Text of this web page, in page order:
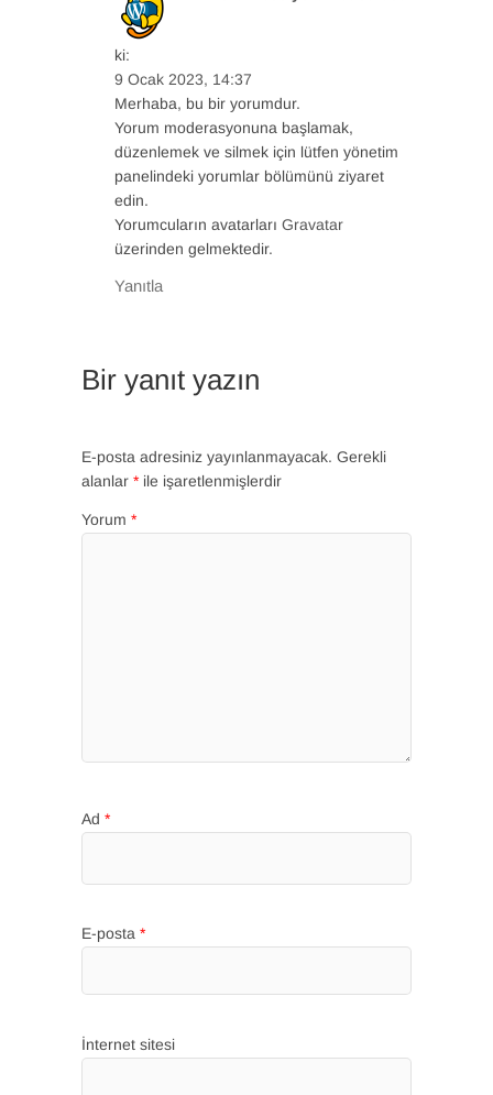
ki:
9 Ocak 2023, 14:37
Merhaba, bu bir yorumdur.
Yorum moderasyonuna başlamak,
düzenlemek ve silmek için lütfen yönetim
panelindeki yorumlar bölümünü ziyaret
edin.
Yorumcuların avatarları Gravatar
üzerinden gelmektedir.
Yanıtla
Bir yanıt yazın
E-posta adresiniz yayınlanmayacak. Gerekli
alanlar * ile işaretlenmişlerdir
Yorum *
Ad *
E-posta *
İnternet sitesi